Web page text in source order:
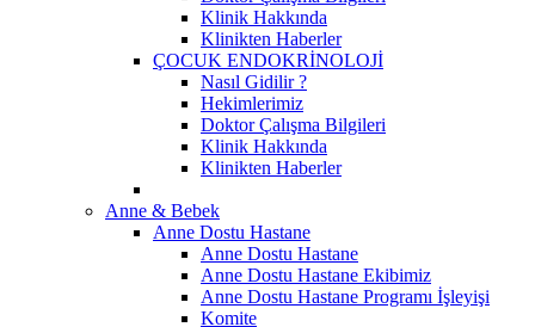
Klinik Hakkında
Klinikten Haberler
ÇOCUK ENDOKRİNOLOJİ
Nasıl Gidilir ?
Hekimlerimiz
Doktor Çalışma Bilgileri
Klinik Hakkında
Klinikten Haberler
Anne & Bebek
Anne Dostu Hastane
Anne Dostu Hastane
Anne Dostu Hastane Ekibimiz
Anne Dostu Hastane Programı İşleyişi
Komite